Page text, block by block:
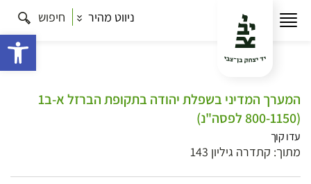
ניווט מהיר חיפוש
המערך המדיני בשפלת יהודה בתקופת הברזל א-ב1
(800-1150 לפסה"נ)
עדו קוך
מתוך: קתדרה גיליון 143